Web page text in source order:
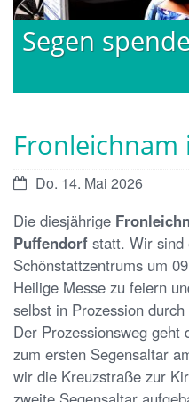
Segen
Datum:Do. 14. Mai 2026
Die diesjährige
Puffendorf statt. Wir sind
Schönstattzentrums um
Heilige Messe zu feiern
selbst in Prozession
Der Prozessionsweg geht
zum ersten Segensaltar
wir die Kreuzstraße zur